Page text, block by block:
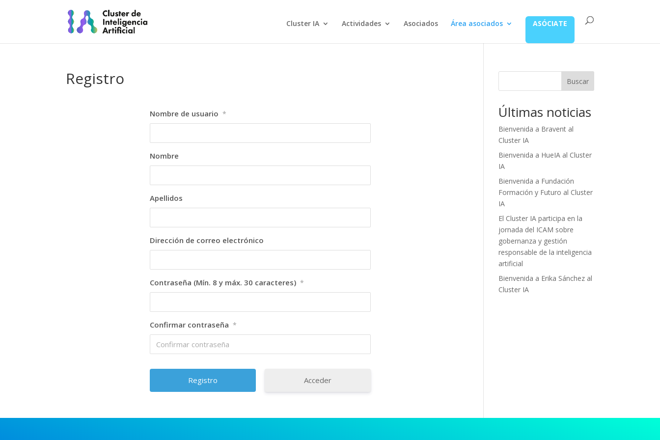
Cluster IA Actividades Asociados Área asociados ASÓCIATE
Registro
Nombre de usuario *
Nombre
Apellidos
Dirección de correo electrónico
Contraseña (Mín. 8 y máx. 30 caracteres) *
Confirmar contraseña *
Acceder
Buscar
Últimas noticias
Bienvenida a Bravent al
Cluster IA
Bienvenida a HueIA al Cluster
IA
Bienvenida a Fundación
Formación y Futuro al Cluster
IA
El Cluster IA participa en la
jornada del ICAM sobre
gobernanza y gestión
responsable de la inteligencia
artificial
Bienvenida a Erika Sánchez al
Cluster IA